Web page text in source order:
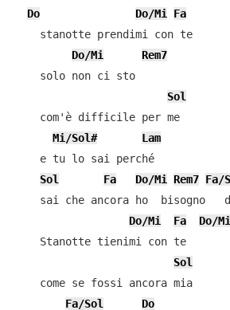
Do
Do/Mi
Fa
    stanotte prendimi con te
Do/Mi
Rem7
    solo non ci sto
Sol
    com'è difficile per me
Mi/Sol#
Lam
    e tu lo sai perché
Sol
Fa Do/Mi Rem7 Fa/
sai che ancora ho  bisogno
Do/Mi
Fa Do/Mi
    Stanotte tienimi con te
Sol
    come se fossi ancora mia
Fa/Sol
Do